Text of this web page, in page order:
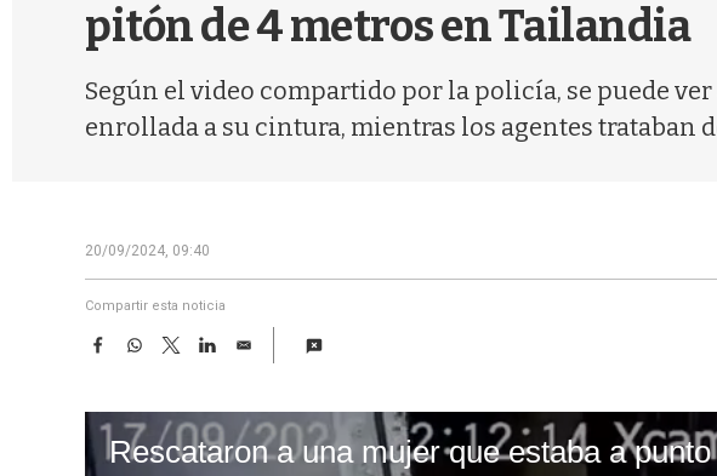
pitón de 4 metros en Tailandia
Según el video compartido por la policía, se puede
enrollada a su cintura, mientras los agentes trataban
20/09/2024, 09:40
Compartir esta noticia
F
e
b
o
W
t
s
A
T
w
t
t
e
L
k
e
d
E
i
l